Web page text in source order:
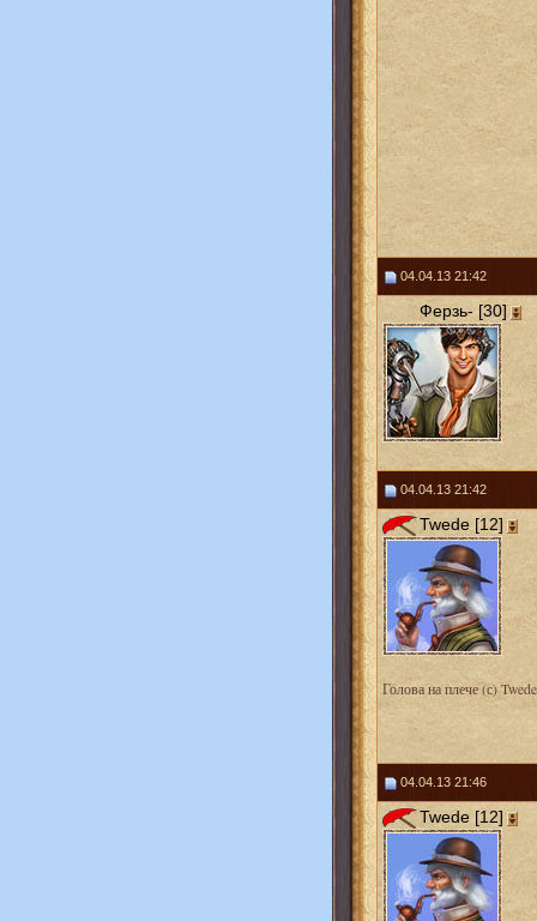
04.04.13 21:42
Ферзь- [30]
04.04.13 21:42
Twede [12]
Голова на плече (с) Twede
04.04.13 21:46
Twede [12]